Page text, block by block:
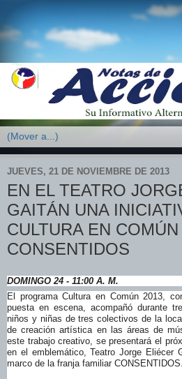
JUEVES, 21 DE NOVIEMBRE DE 2013
EN EL TEATRO
GAITÁN UNA
CULTURA EN
CONSENTIDOS
DOMINGO 24 - 11:00 A. M.
El programa Cultura en Común 2013,
puesta en escena, acompañó durante
niños y niñas de tres colectivos de la
de creación artística en las áreas de
este trabajo creativo, se presentará el
en el emblemático, Teatro Jorge Eliécer
marco de la franja familiar CONSENTIDOS.